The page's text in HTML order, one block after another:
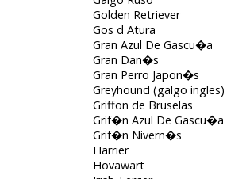
Golden Retriever
Gos d Atura
Gran Azul De Gascu�a
Gran Dan�s
Gran Perro Japon�s
Greyhound (galgo ingles)
Griffon de Bruselas
Grif�n Azul De Gascu�a
Grif�n Nivern�s
Harrier
Hovawart